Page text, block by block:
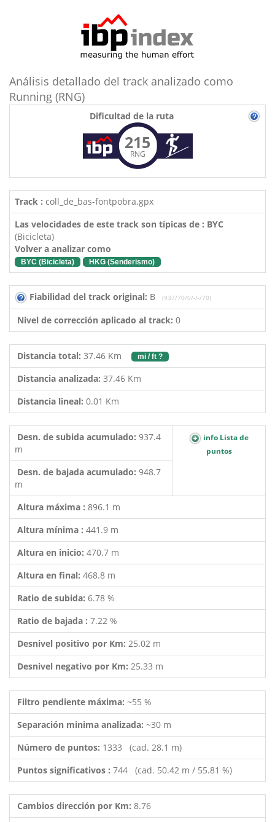
Análisis detallado del track analizado como
Running (RNG)
Dificultad de la ruta
215
RNG
Track : coll_de_bas-fontpobra.gpx
Las velocidades de este track son típicas de : BYC
(Bicicleta)
Volver a analizar como
BYC (Bicicleta) HKG (Senderismo)
Fiabilidad del track original: B (937/70/0/-/-/70)
Nivel de corrección aplicado al track: 0
Distancia total: 37.46 Km mi / ft ?
Distancia analizada: 37.46 Km
Distancia lineal: 0.01 Km
Desn. de subida acumulado: 937.4
m
info Lista de
puntos
Desn. de bajada acumulado: 948.7
m
Altura máxima : 896.1 m
Altura mínima : 441.9 m
Altura en inicio: 470.7 m
Altura en final: 468.8 m
Ratio de subida: 6.78 %
Ratio de bajada : 7.22 %
Desnivel positivo por Km: 25.02 m
Desnivel negativo por Km: 25.33 m
Filtro pendiente máxima: ~55 %
Separación minima analizada: ~30 m
Número de puntos: 1333 (cad. 28.1 m)
Puntos significativos : 744 (cad. 50.42 m / 55.81 %)
Cambios dirección por Km: 8.76